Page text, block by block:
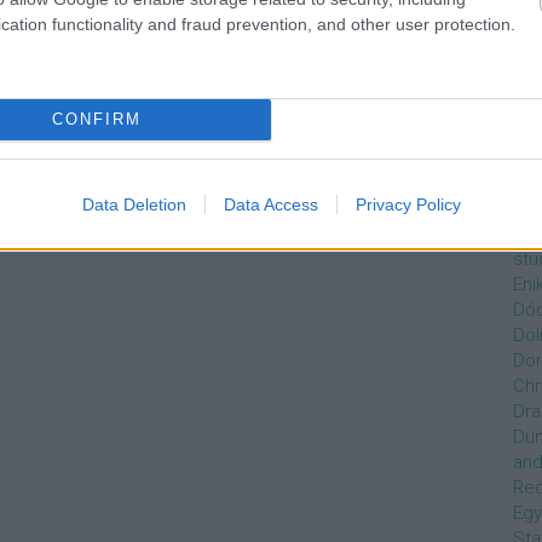
functionality and fraud prevention, and other user protection.
CONFIRM
Data Deletion Data Access Privacy Policy